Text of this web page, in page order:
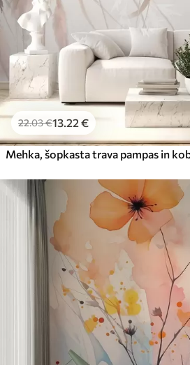
22.03€13.22 €